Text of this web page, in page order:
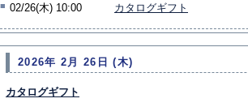
■ 02/26(木) 10:00 カタログギフト
2026年 2月 26日 (木)
カタログギフト